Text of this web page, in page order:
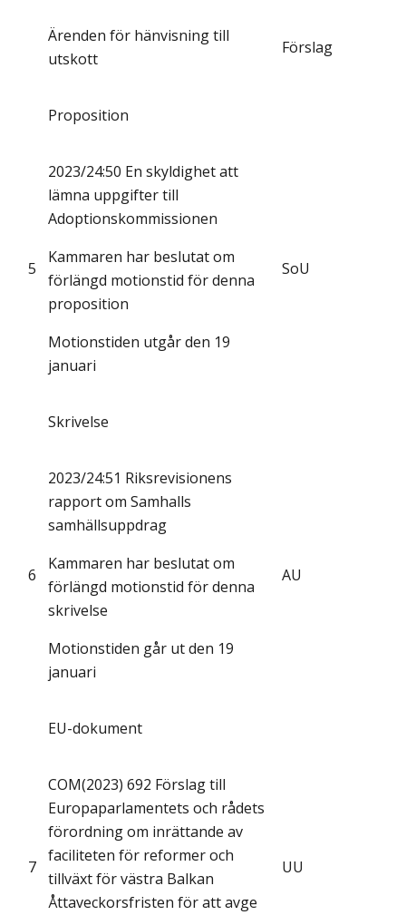
Ärenden för hänvisning till
utskott
Förslag
Proposition
5
2023/24:50 En skyldighet att
lämna uppgifter till
Adoptionskommissionen
Kammaren har beslutat om
förlängd motionstid för denna
proposition
Motionstiden utgår den 19
januari
SoU
Skrivelse
6
2023/24:51 Riksrevisionens
rapport om Samhalls
samhällsuppdrag
Kammaren har beslutat om
förlängd motionstid för denna
skrivelse
Motionstiden går ut den 19
januari
AU
EU-dokument
7
COM(2023) 692 Förslag till
Europaparlamentets och rådets
förordning om inrättande av
faciliteten för reformer och
tillväxt för västra Balkan
Åttaveckorsfristen för att avge
UU